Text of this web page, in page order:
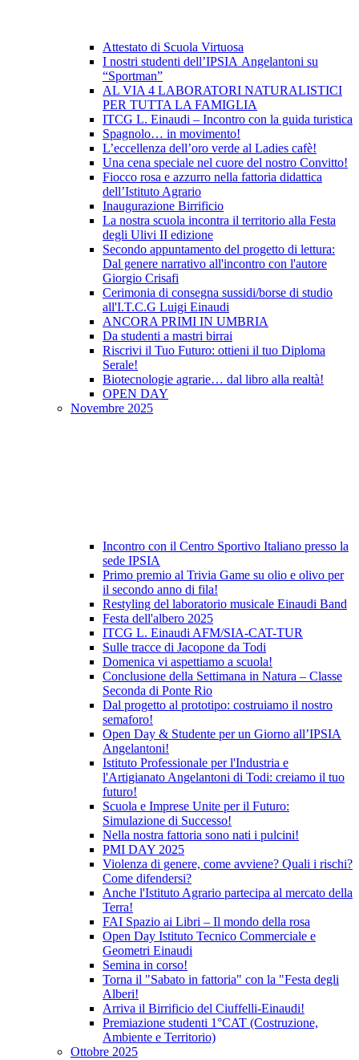
Attestato di Scuola Virtuosa
I nostri studenti dell’IPSIA Angelantoni su
“Sportman”
AL VIA 4 LABORATORI NATURALISTICI
PER TUTTA LA FAMIGLIA
ITCG L. Einaudi – Incontro con la guida turistica
Spagnolo… in movimento!
L’eccellenza dell’oro verde al Ladies cafè!
Una cena speciale nel cuore del nostro Convitto!
Fiocco rosa e azzurro nella fattoria didattica
dell’Istituto Agrario
Inaugurazione Birrificio
La nostra scuola incontra il territorio alla Festa
degli Ulivi II edizione
Secondo appuntamento del progetto di lettura:
Dal genere narrativo all'incontro con l'autore
Giorgio Crisafi
Cerimonia di consegna sussidi/borse di studio
all'I.T.C.G Luigi Einaudi
ANCORA PRIMI IN UMBRIA
Da studenti a mastri birrai
Riscrivi il Tuo Futuro: ottieni il tuo Diploma
Serale!
Biotecnologie agrarie… dal libro alla realtà!
OPEN DAY
Novembre 2025
Incontro con il Centro Sportivo Italiano presso la
sede IPSIA
Primo premio al Trivia Game su olio e olivo per
il secondo anno di fila!
Restyling del laboratorio musicale Einaudi Band
Festa dell'albero 2025
ITCG L. Einaudi AFM/SIA-CAT-TUR
Sulle tracce di Jacopone da Todi
Domenica vi aspettiamo a scuola!
Conclusione della Settimana in Natura – Classe
Seconda di Ponte Rio
Dal progetto al prototipo: costruiamo il nostro
semaforo!
Open Day & Studente per un Giorno all’IPSIA
Angelantoni!
Istituto Professionale per l'Industria e
l'Artigianato Angelantoni di Todi: creiamo il tuo
futuro!
Scuola e Imprese Unite per il Futuro:
Simulazione di Successo!
Nella nostra fattoria sono nati i pulcini!
PMI DAY 2025
Violenza di genere, come avviene? Quali i rischi?
Come difendersi?
Anche l'Istituto Agrario partecipa al mercato della
Terra!
FAI Spazio ai Libri – Il mondo della rosa
Open Day Istituto Tecnico Commerciale e
Geometri Einaudi
Semina in corso!
Torna il "Sabato in fattoria" con la "Festa degli
Alberi!
Arriva il Birrificio del Ciuffelli-Einaudi!
Premiazione studenti 1°CAT (Costruzione,
Ambiente e Territorio)
Ottobre 2025